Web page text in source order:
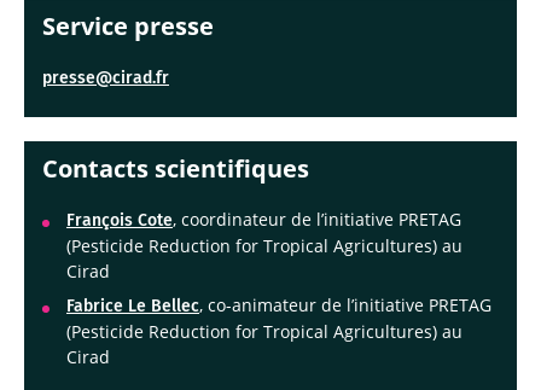
Service presse
presse@cirad.fr
Contacts scientifiques
François Cote, coordinateur de l’initiative PRETAG
(Pesticide Reduction for Tropical Agricultures) au
Cirad
Fabrice Le Bellec, co-animateur de l’initiative PRETAG
(Pesticide Reduction for Tropical Agricultures) au
Cirad